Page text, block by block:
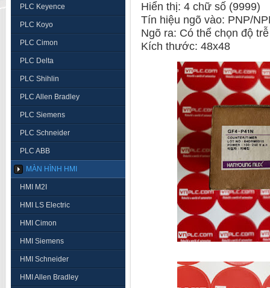
PLC Keyence
PLC Koyo
PLC Cimon
PLC Delta
PLC Shihlin
PLC Allen Bradley
PLC Siemens
PLC Schneider
PLC ABB
MÀN HÌNH HMI
HMI M2I
HMI LS Electric
HMI Cimon
HMI Siemens
HMI Schneider
HMI Allen Bradley
Hiển thị: 4 chữ số (9999)
Tín hiệu ngõ vào: PNP/
Ngõ ra: Có thể chọn độ
Kích thước: 48x48